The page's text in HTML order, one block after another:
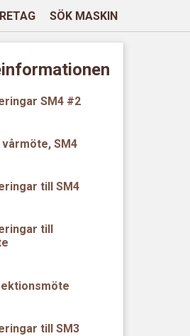
SÖK MASKIN
SM4 #2
SM4
till SM4
till
till SM3